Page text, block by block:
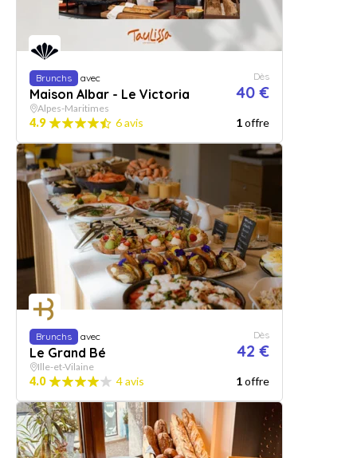
Brunchs avec
Maison Albar - Le Victoria
Dès
40 €
Alpes-Maritimes
4.9 6 avis 1offre
Brunchs avec
Le Grand Bé
Dès
42 €
Ille-et-Vilaine
4.0 4 avis 1offre